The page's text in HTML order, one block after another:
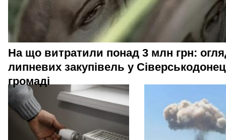
На що витратили понад 3 млн грн:
липневих закупівель у
громаді